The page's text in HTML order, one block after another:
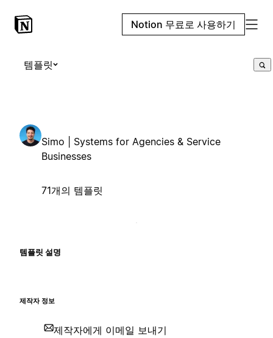
Notion 무료로 사용하기
템플릿
Simo | Systems for Agencies & Service
Businesses
71개의 템플릿
템플릿 설명
제작자 정보
제작자에게 이메일 보내기